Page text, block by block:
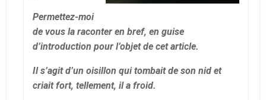
Permettez-moi
de vous la raconter en bref, en guise
d’introduction pour l’objet de cet article.
Il s’agit d’un oisillon qui tombait de son nid et
criait fort, tellement, il a froid.